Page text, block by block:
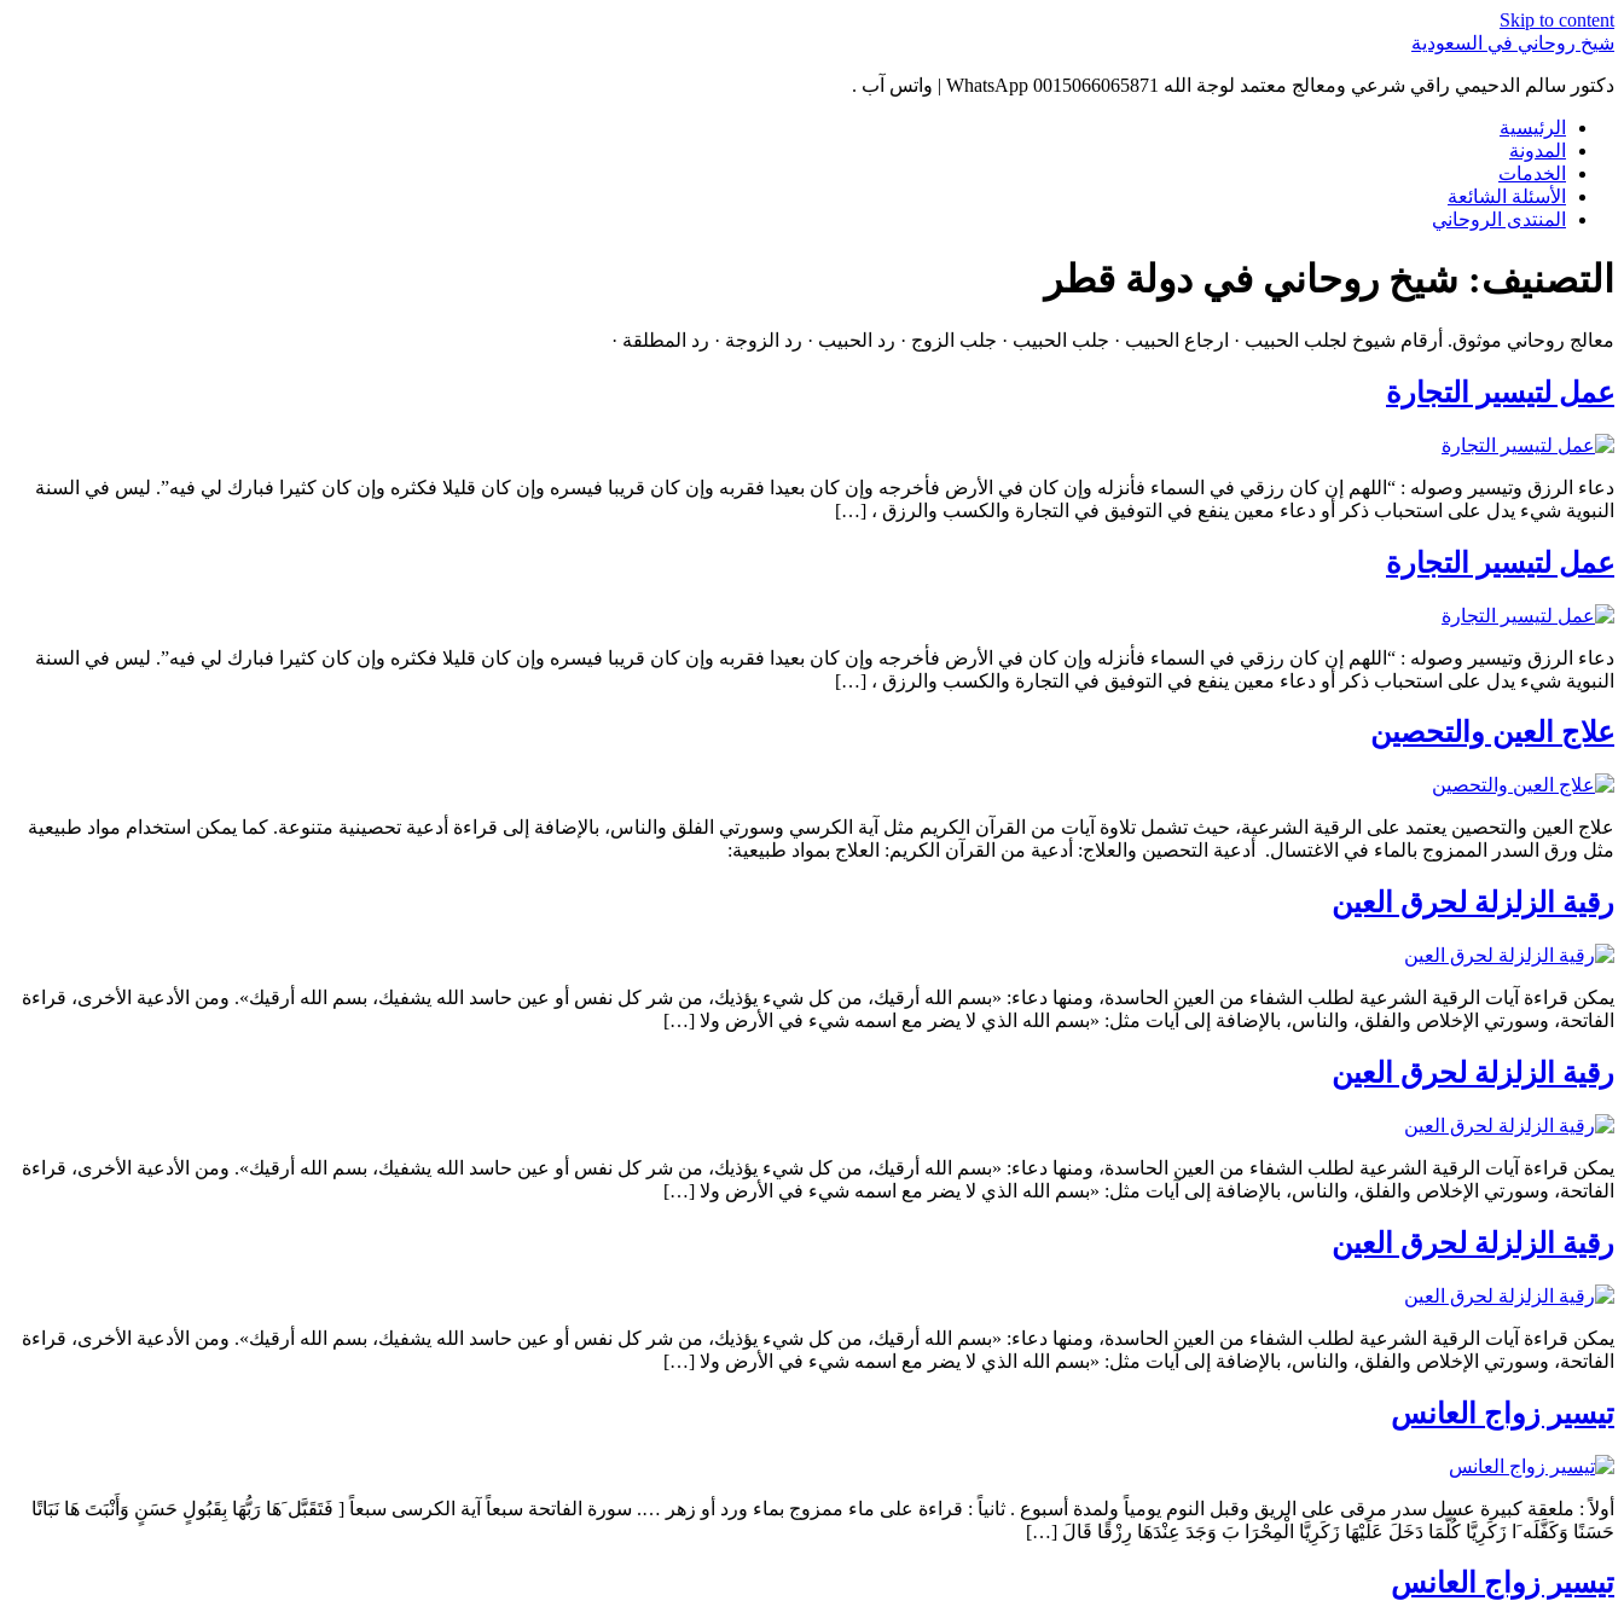
Skip to content
شيخ روحاني في السعودية
دكتور سالم الدحيمي راقي شرعي ومعالج معتمد لوجة الله 0015066065871 WhatsApp | واتس آب .
الرئيسية
المدونة
الخدمات
الأسئلة الشائعة
المنتدى الروحاني
التصنيف: شيخ روحاني في دولة قطر
معالج روحاني موثوق. أرقام شيوخ لجلب الحبيب · ارجاع الحبيب · جلب الحبيب · جلب الزوج · رد الحبيب · رد الزوجة · رد المطلقة ·
عمل لتيسير التجارة
دعاء الرزق وتيسير وصوله : “اللهم إن كان رزقي في السماء فأنزله وإن كان في الأرض فأخرجه وإن كان بعيدا فقربه وإن كان قريبا فيسره وإن كان قليلا فكثره وإن كان كثيرا فبارك لي فيه”. ليس في السنة
النبوية شيء يدل على استحباب ذكر أو دعاء معين ينفع في التوفيق في التجارة والكسب والرزق ، […]
عمل لتيسير التجارة
دعاء الرزق وتيسير وصوله : “اللهم إن كان رزقي في السماء فأنزله وإن كان في الأرض فأخرجه وإن كان بعيدا فقربه وإن كان قريبا فيسره وإن كان قليلا فكثره وإن كان كثيرا فبارك لي فيه”. ليس في السنة
النبوية شيء يدل على استحباب ذكر أو دعاء معين ينفع في التوفيق في التجارة والكسب والرزق ، […]
علاج العين والتحصين
علاج العين والتحصين يعتمد على الرقية الشرعية، حيث تشمل تلاوة آيات من القرآن الكريم مثل آية الكرسي وسورتي الفلق والناس، بالإضافة إلى قراءة أدعية تحصينية متنوعة. كما يمكن استخدام مواد طبيعية
مثل ورق السدر الممزوج بالماء في الاغتسال. أدعية التحصين والعلاج: أدعية من القرآن الكريم: العلاج بمواد طبيعية:
رقية الزلزلة لحرق العين
يمكن قراءة آيات الرقية الشرعية لطلب الشفاء من العين الحاسدة، ومنها دعاء: «بسم الله أرقيك، من كل شيء يؤذيك، من شر كل نفس أو عين حاسد الله يشفيك، بسم الله أرقيك». ومن الأدعية الأخرى، قراءة
الفاتحة، وسورتي الإخلاص والفلق، والناس، بالإضافة إلى آيات مثل: «بسم الله الذي لا يضر مع اسمه شيء في الأرض ولا […]
رقية الزلزلة لحرق العين
يمكن قراءة آيات الرقية الشرعية لطلب الشفاء من العين الحاسدة، ومنها دعاء: «بسم الله أرقيك، من كل شيء يؤذيك، من شر كل نفس أو عين حاسد الله يشفيك، بسم الله أرقيك». ومن الأدعية الأخرى، قراءة
الفاتحة، وسورتي الإخلاص والفلق، والناس، بالإضافة إلى آيات مثل: «بسم الله الذي لا يضر مع اسمه شيء في الأرض ولا […]
رقية الزلزلة لحرق العين
يمكن قراءة آيات الرقية الشرعية لطلب الشفاء من العين الحاسدة، ومنها دعاء: «بسم الله أرقيك، من كل شيء يؤذيك، من شر كل نفس أو عين حاسد الله يشفيك، بسم الله أرقيك». ومن الأدعية الأخرى، قراءة
الفاتحة، وسورتي الإخلاص والفلق، والناس، بالإضافة إلى آيات مثل: «بسم الله الذي لا يضر مع اسمه شيء في الأرض ولا […]
تيسير زواج العانس
أولاً : ملعقة كبيرة عسل سدر مرقى على الريق وقبل النوم يومياً ولمدة أسبوع . ثانياً : قراءة على ماء ممزوج بماء ورد أو زهر …. سورة الفاتحة سبعاً آية الكرسى سبعاً [ فَتَقَبَّل َهَا رَبُّهَا بِقَبُولٍ حَسَنٍ وَأَنْبَتَ هَا نَبَاتًا
حَسَنًا وَكَفَّلَه َا زَكَرِيَّا كُلَّمَا دَخَلَ عَلَيْهَا زَكَرِيَّا الْمِحْرَا بَ وَجَدَ عِنْدَهَا رِزْقًا قَالَ […]
تيسير زواج العانس